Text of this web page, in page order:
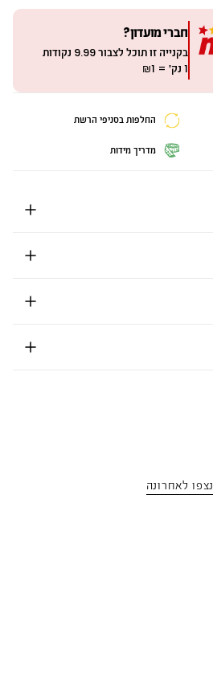
חברי מועדון?
בקנייה זו תוכל לצבור9.99 נקודות
1 נק׳ = ₪1
החלפות בסניפי הרשת
מדריך מידות
נצפו לאחרונה